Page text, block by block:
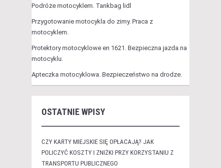
Podróże motocyklem. Tankbag lidl
Przygotowanie motocykla do zimy. Praca z
motocyklem.
Protektory motocyklowe en 1621. Bezpieczna jazda na
motocyklu.
Apteczka motocyklowa. Bezpieczeństwo na drodze.
OSTATNIE WPISY
CZY KARTY MIEJSKIE SIĘ OPŁACAJĄ? JAK
POLICZYĆ KOSZTY I ZNIŻKI PRZY KORZYSTANIU Z
TRANSPORTU PUBLICZNEGO